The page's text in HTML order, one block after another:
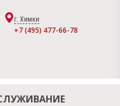
г. Химки
+7 (495) 477-66-78